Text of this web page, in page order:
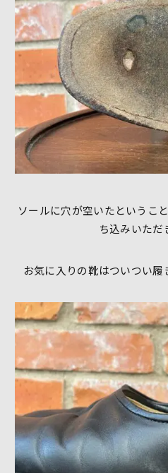
ソールに穴が空いたというこ
ち込みいただ
お気に入りの靴はついつい履